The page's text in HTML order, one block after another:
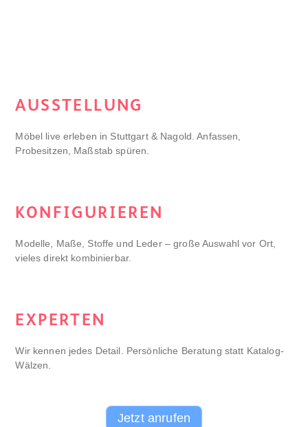
AUSSTELLUNG
Möbel live erleben in Stuttgart & Nagold. Anfassen,
Probesitzen, Maßstab spüren.
KONFIGURIEREN
Modelle, Maße, Stoffe und Leder – große Auswahl vor Ort,
vieles direkt kombinierbar.
EXPERTEN
Wir kennen jedes Detail. Persönliche Beratung statt Katalog-
Wälzen.
Jetzt anrufen